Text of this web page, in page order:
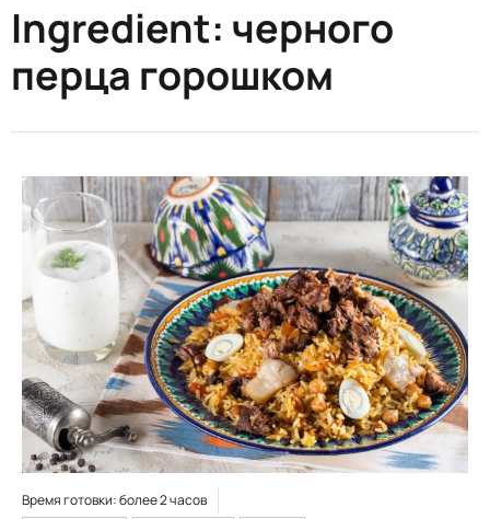
Ingredient: черного
перца горошком
Время готовки: более 2 часов